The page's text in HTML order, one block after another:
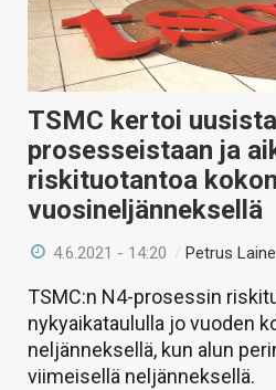
TSMC kertoi uusista
prosesseistaan ja
riskituotantoa
vuosineljänneksellä
4.6.2021 - 14:20 / Petrus Laine
TSMC:n N4-prosessin
nykyaikataululla jo vuoden
neljänneksellä, kun alun
viimeisellä neljänneksellä.